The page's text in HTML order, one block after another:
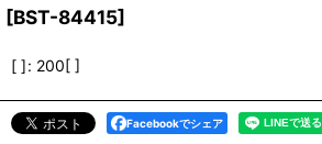
[BST-84415]
[ ]: 200[ ]
Facebookでシェア